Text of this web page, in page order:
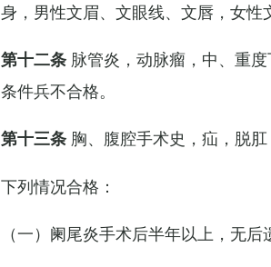
，男性文眉、文眼线、文唇，女性
第十二条 脉管炎，动脉瘤，中、重
件兵不合格。
第十三条 胸、腹腔手术史，疝，脱
下列情况合格：
（一）阑尾炎手术后半年以上，无后